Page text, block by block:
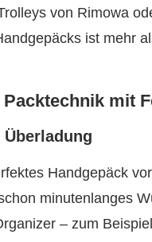
von Rimowa
ist mehr
mit
Handgepäck
minutenlanges
– zum